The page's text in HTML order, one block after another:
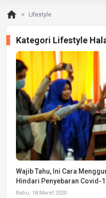
home Lifestyle
Kategori Lifestyle
Wajib Tahu, Ini Cara
Hindari Penyebaran Covid-
Rabu, 18 Maret 2020